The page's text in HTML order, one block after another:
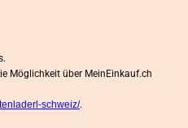
Möglichkeit über MeinEinkauf.ch
schweiz/.